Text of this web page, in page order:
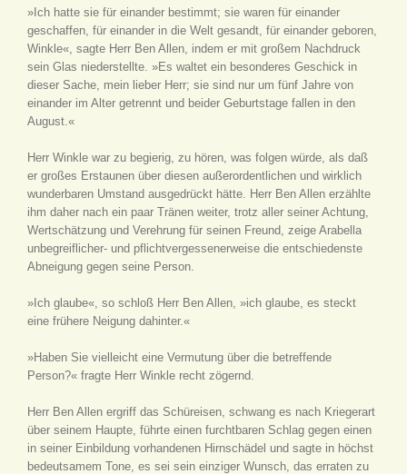
»Ich hatte sie für einander bestimmt; sie waren für einander
geschaffen, für einander in die Welt gesandt, für einander geboren,
Winkle«, sagte Herr Ben Allen, indem er mit großem Nachdruck
sein Glas niederstellte. »Es waltet ein besonderes Geschick in
dieser Sache, mein lieber Herr; sie sind nur um fünf Jahre von
einander im Alter getrennt und beider Geburtstage fallen in den
August.«
Herr Winkle war zu begierig, zu hören, was folgen würde, als daß
er großes Erstaunen über diesen außerordentlichen und wirklich
wunderbaren Umstand ausgedrückt hätte. Herr Ben Allen erzählte
ihm daher nach ein paar Tränen weiter, trotz aller seiner Achtung,
Wertschätzung und Verehrung für seinen Freund, zeige Arabella
unbegreiflicher- und pflichtvergessenerweise die entschiedenste
Abneigung gegen seine Person.
»Ich glaube«, so schloß Herr Ben Allen, »ich glaube, es steckt
eine frühere Neigung dahinter.«
»Haben Sie vielleicht eine Vermutung über die betreffende
Person?« fragte Herr Winkle recht zögernd.
Herr Ben Allen ergriff das Schüreisen, schwang es nach Kriegerart
über seinem Haupte, führte einen furchtbaren Schlag gegen einen
in seiner Einbildung vorhandenen Hirnschädel und sagte in höchst
bedeutsamem Tone, es sei sein einziger Wunsch, das erraten zu